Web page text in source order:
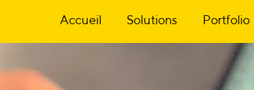
Accueil Solutions Portfolio